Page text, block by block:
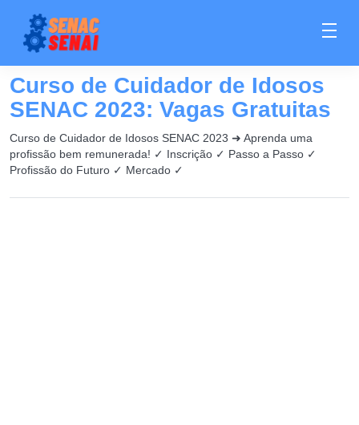
Curso de Cuidador de Idosos
SENAC 2023: Vagas Gratuitas
Curso de Cuidador de Idosos SENAC 2023 ➜ Aprenda uma
profissão bem remunerada! ✓ Inscrição ✓ Passo a Passo ✓
Profissão do Futuro ✓ Mercado ✓